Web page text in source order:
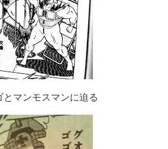
とマンモスマンに迫る